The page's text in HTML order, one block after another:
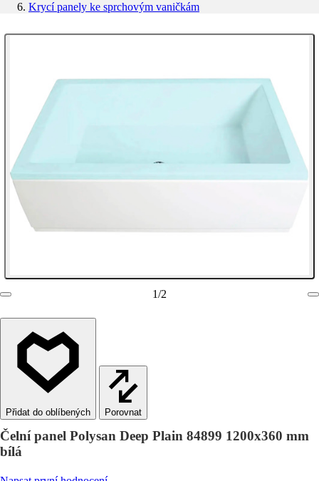
Krycí panely ke sprchovým vaničkám
1/2
Porovnat
Čelní panel Polysan Deep Plain 84899 1200x360 mm
bílá